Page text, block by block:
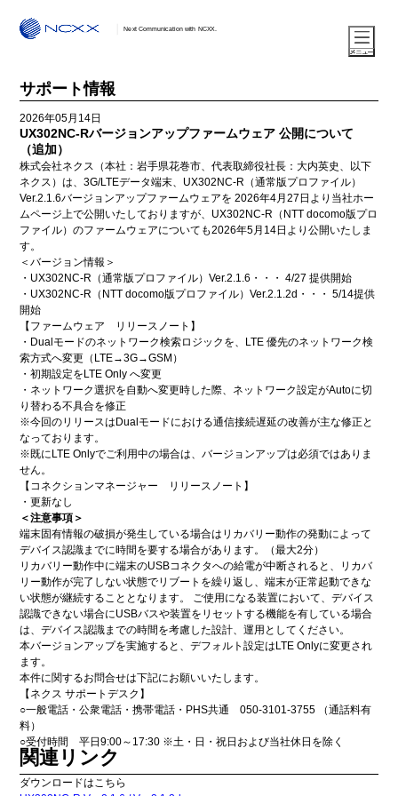
Next Communication with NCXX.
サポート情報
2026年05月14日
UX302NC-Rバージョンアップファームウェア 公開について
（追加）
株式会社ネクス（本社：岩手県花巻市、代表取締役社長：大内英史、以下
ネクス）は、3G/LTEデータ端末、UX302NC-R（通常版プロファイル）
Ver.2.1.6バージョンアップファームウェアを 2026年4月27日より当社ホー
ムページ上で公開いたしておりますが、UX302NC-R（NTT docomo版プロ
ファイル）のファームウェアについても2026年5月14日より公開いたしま
す。
＜バージョン情報＞
・UX302NC-R（通常版プロファイル）Ver.2.1.6・・・ 4/27 提供開始
・UX302NC-R（NTT docomo版プロファイル）Ver.2.1.2d・・・ 5/14提供
開始
【ファームウェア リリースノート】
・Dualモードのネットワーク検索ロジックを、LTE 優先のネットワーク検
索方式へ変更（LTE→3G→GSM）
・初期設定をLTE Only へ変更
・ネットワーク選択を自動へ変更時した際、ネットワーク設定がAutoに切
り替わる不具合を修正
※今回のリリースはDualモードにおける通信接続遅延の改善が主な修正と
なっております。
※既にLTE Onlyでご利用中の場合は、バージョンアップは必須ではありま
せん。
【コネクションマネージャー リリースノート】
・更新なし
＜注意事項＞
端末固有情報の破損が発生している場合はリカバリー動作の発動によって
デバイス認識までに時間を要する場合があります。（最大2分）
リカバリー動作中に端末のUSBコネクタへの給電が中断されると、リカバ
リー動作が完了しない状態でリブートを繰り返し、端末が正常起動できな
い状態が継続することとなります。 ご使用になる装置において、デバイス
認識できない場合にUSBバスや装置をリセットする機能を有している場合
は、デバイス認識までの時間を考慮した設計、運用としてください。
本バージョンアップを実施すると、デフォルト設定はLTE Onlyに変更され
ます。
本件に関するお問合せは下記にお願いいたします。
【ネクス サポートデスク】
○一般電話・公衆電話・携帯電話・PHS共通 050-3101-3755 （通話料有
料）
○受付時間 平日9:00～17:30 ※土・日・祝日および当社休日を除く
関連リンク
ダウンロードはこちら